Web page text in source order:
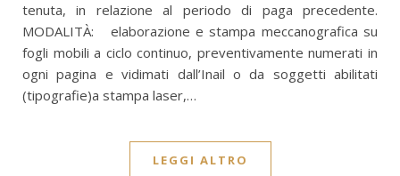
tenuta, in relazione al periodo di paga precedente.
MODALITÀ: elaborazione e stampa meccanografica su
fogli mobili a ciclo continuo, preventivamente numerati in
ogni pagina e vidimati dall’Inail o da soggetti abilitati
(tipografie)a stampa laser,…
LEGGI ALTRO